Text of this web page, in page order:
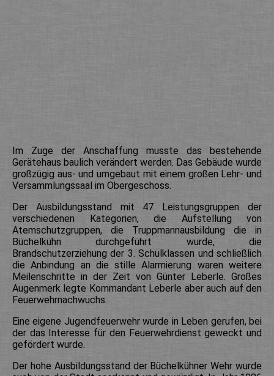
Im Zuge der Anschaffung musste das bestehende
Gerätehaus baulich verändert werden. Das Gebäude wurde
großzügig aus- und umgebaut mit einem großen Lehr- und
Versammlungssaal im Obergeschoss.
Der Ausbildungsstand mit 47 Leistungsgruppen der
verschiedenen Kategorien, die Aufstellung von
Atemschutzgruppen, die Truppmannausbildung die in
Büchelkühn durchgeführt wurde, die
Brandschutzerziehung der 3. Schulklassen und schließlich
die Anbindung an die stille Alarmierung waren weitere
Meilenschritte in der Zeit von Günter Leberle. Großes
Augenmerk legte Kommandant Leberle aber auch auf den
Feuerwehrnachwuchs.
Eine eigene Jugendfeuerwehr wurde in Leben gerufen, bei
der das Interesse für den Feuerwehrdienst geweckt und
gefördert wurde.
Der hohe Ausbildungsstand der Büchelkühner Wehr wurde